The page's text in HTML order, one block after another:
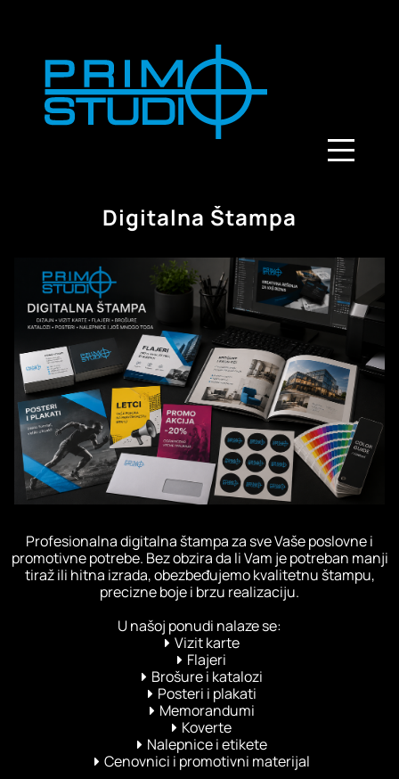
Digitalna Štampa
Profesionalna digitalna štampa za sve Vaše poslovne i
promotivne potrebe. Bez obzira da li Vam je potreban manji
tiraž ili hitna izrada, obezbeđujemo kvalitetnu štampu,
precizne boje i brzu realizaciju.
U našoj ponudi nalaze se:
Vizit karte
Flajeri
Brošure i katalozi
Posteri i plakati
Memorandumi
Koverte
Nalepnice i etikete
Cenovnici i promotivni materijal